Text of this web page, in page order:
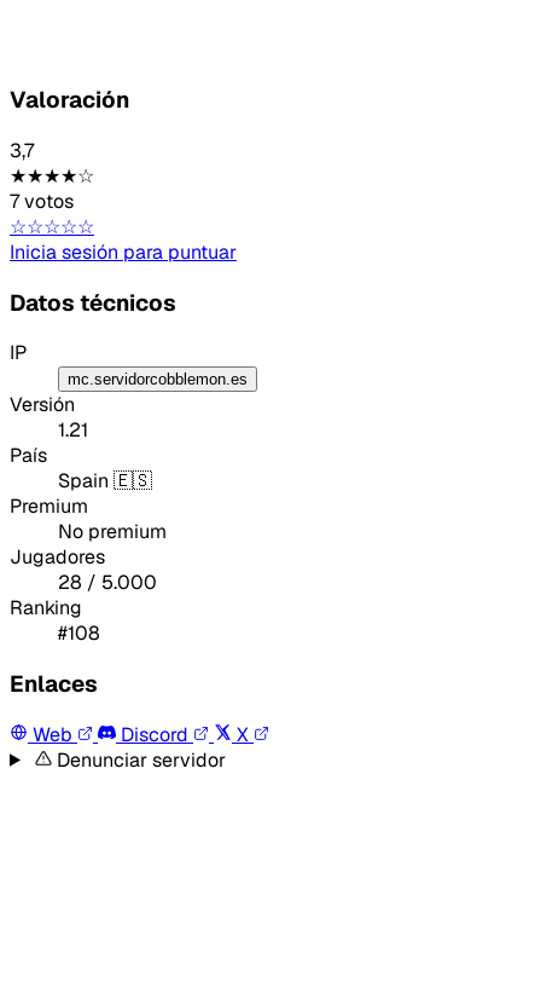
Valoración
3,7
★★★★☆
7 votos
☆☆☆☆☆
Inicia sesión para puntuar
Datos técnicos
IP
mc.servidorcobblemon.es
Versión
1.21
País
Spain 🇪🇸
Premium
No premium
Jugadores
28 / 5.000
Ranking
#108
Enlaces
Web Discord
X
Denunciar servidor
Mensaje
Enviar feedback